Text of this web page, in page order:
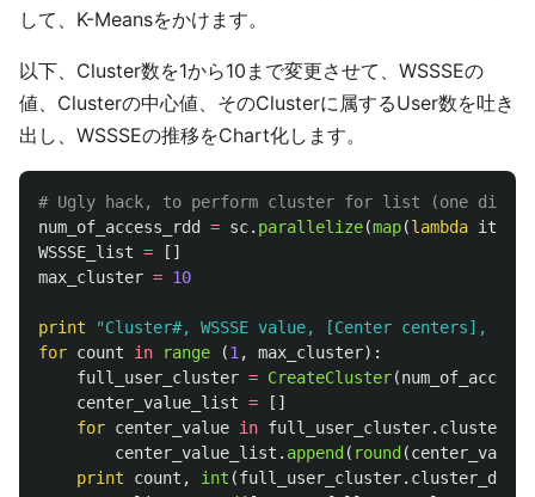
して、K-Meansをかけます。
以下、Cluster数を1から10まで変更させて、WSSSEの
値、Clusterの中心値、そのClusterに属するUser数を吐き
出し、WSSSEの推移をChart化します。
num_of_access_rdd = sc. parallelize(map(lambda item
WSSSE_list =
[]
max_cluster = 10
print "Cluster#, WSSSE value, [Center centers],
for count in range (1 , max_cluster):
full_user_cluster = CreateCluster(
center_value_list =
[]
for center_value in full_user_cluster.
center_value_list . append ( round (center_value
print
count , int (full_user_cluster.